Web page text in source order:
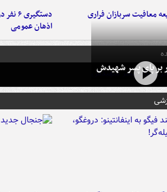
معافیت سربازان فراری
اذهان عمومی
بر پای پسر شهیدش